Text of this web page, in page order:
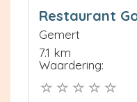
Restaurant
Gemert
7.1 km
Waardering: